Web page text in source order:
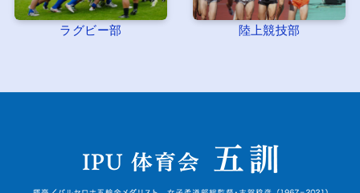
ラグビー部 陸上競技部